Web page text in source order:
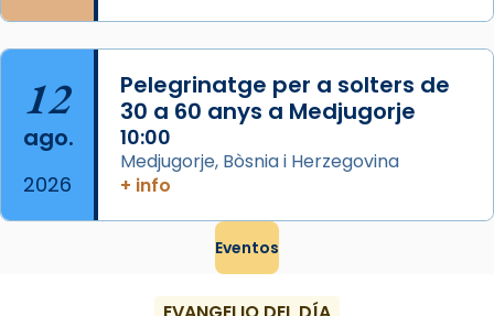
12
ago.
2026
Pelegrinatge per a solters de
30 a 60 anys a Medjugorje
10:00
Medjugorje, Bòsnia i Herzegovina
+ info
Eventos